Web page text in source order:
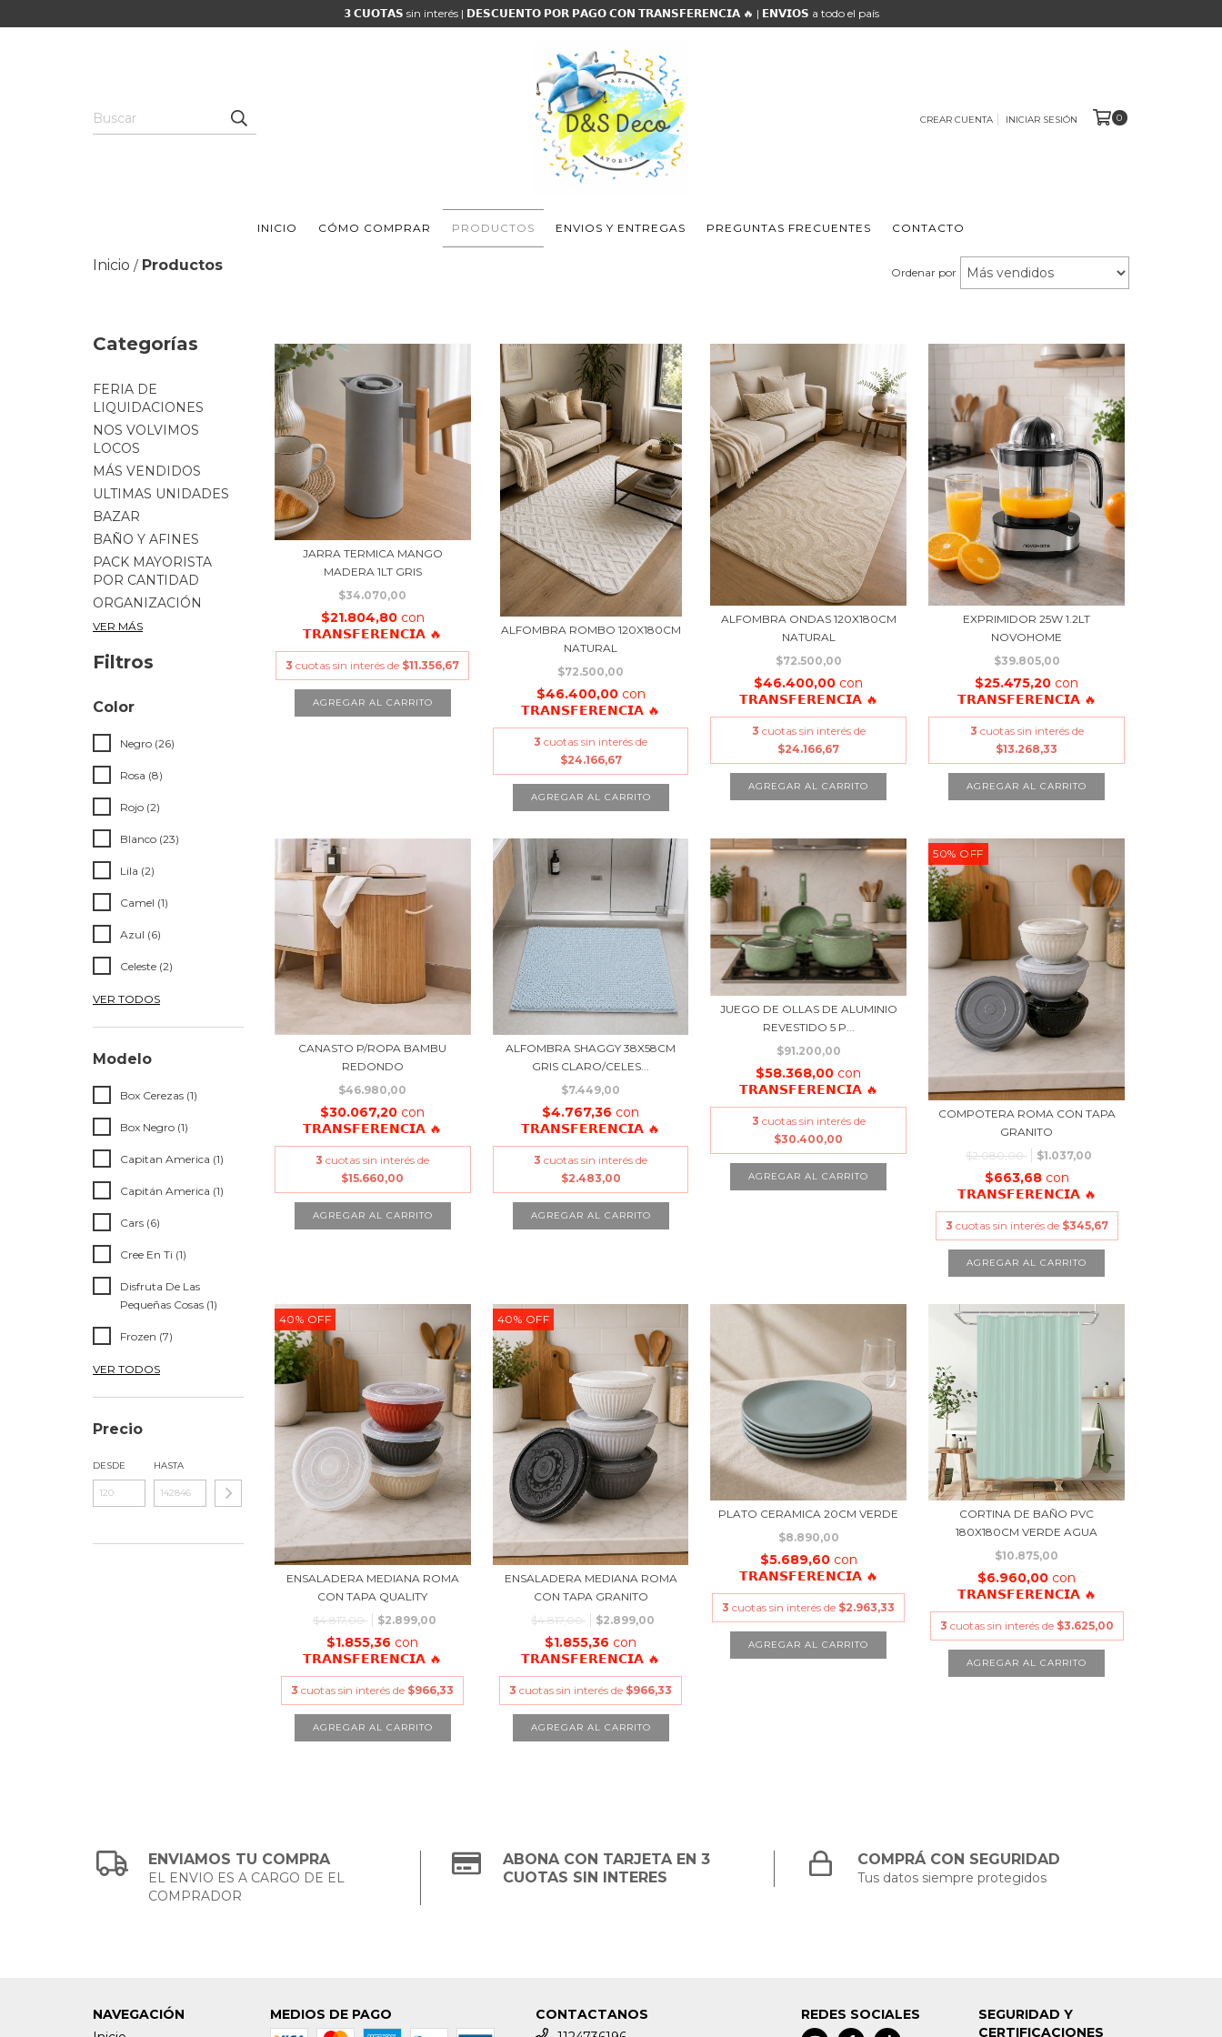
𝟯 𝗖𝗨𝗢𝗧𝗔𝗦 sin interés | 𝗗𝗘𝗦𝗖𝗨𝗘𝗡𝗧𝗢 𝗣𝗢𝗥 𝗣𝗔𝗚𝗢 𝗖𝗢𝗡 𝗧𝗥𝗔𝗡𝗦𝗙𝗘𝗥𝗘𝗡𝗖𝗜𝗔 🔥 | 𝗘𝗡𝗩𝗜𝗢𝗦 a todo el país
CREAR CUENTA INICIAR SESIÓN 0
INICIO CÓMO COMPRAR PRODUCTOS ENVIOS Y ENTREGAS PREGUNTAS FRECUENTES CONTACTO
Inicio / Productos Ordenar por
Categorías
FERIA DE
LIQUIDACIONES
NOS VOLVIMOS
LOCOS
MÁS VENDIDOS
ULTIMAS UNIDADES
BAZAR
BAÑO Y AFINES
PACK MAYORISTA
POR CANTIDAD
ORGANIZACIÓN
VER MÁS
Filtros
Color
Negro (26)
Rosa (8)
Rojo (2)
Blanco (23)
Lila (2)
Camel (1)
Azul (6)
Celeste (2)
VER TODOS
Modelo
Box Cerezas (1)
Box Negro (1)
Capitan America (1)
Capitán America (1)
Cars (6)
Cree En Ti (1)
Disfruta De Las
Pequeñas Cosas (1)
Frozen (7)
VER TODOS
Precio
DESDE HASTA
JARRA TERMICA MANGO
MADERA 1LT GRIS
$34.070,00
$21.804,80 con
𝗧𝗥𝗔𝗡𝗦𝗙𝗘𝗥𝗘𝗡𝗖𝗜𝗔 🔥
3 cuotas sin interés de $11.356,67
ALFOMBRA ROMBO 120X180CM
NATURAL
$72.500,00
$46.400,00 con
𝗧𝗥𝗔𝗡𝗦𝗙𝗘𝗥𝗘𝗡𝗖𝗜𝗔 🔥
3 cuotas sin interés de
$24.166,67
ALFOMBRA ONDAS 120X180CM
NATURAL
$72.500,00
$46.400,00 con
𝗧𝗥𝗔𝗡𝗦𝗙𝗘𝗥𝗘𝗡𝗖𝗜𝗔 🔥
3 cuotas sin interés de
$24.166,67
EXPRIMIDOR 25W 1.2LT
NOVOHOME
$39.805,00
$25.475,20 con
𝗧𝗥𝗔𝗡𝗦𝗙𝗘𝗥𝗘𝗡𝗖𝗜𝗔 🔥
3 cuotas sin interés de
$13.268,33
CANASTO P/ROPA BAMBU
REDONDO
$46.980,00
$30.067,20 con
𝗧𝗥𝗔𝗡𝗦𝗙𝗘𝗥𝗘𝗡𝗖𝗜𝗔 🔥
3 cuotas sin interés de
$15.660,00
ALFOMBRA SHAGGY 38X58CM
GRIS CLARO/CELES...
$7.449,00
$4.767,36 con
𝗧𝗥𝗔𝗡𝗦𝗙𝗘𝗥𝗘𝗡𝗖𝗜𝗔 🔥
3 cuotas sin interés de
$2.483,00
JUEGO DE OLLAS DE ALUMINIO
REVESTIDO 5 P...
$91.200,00
$58.368,00 con
𝗧𝗥𝗔𝗡𝗦𝗙𝗘𝗥𝗘𝗡𝗖𝗜𝗔 🔥
3 cuotas sin interés de
$30.400,00
50% OFF
COMPOTERA ROMA CON TAPA
GRANITO
$2.080,00
$1.037,00
$663,68 con
𝗧𝗥𝗔𝗡𝗦𝗙𝗘𝗥𝗘𝗡𝗖𝗜𝗔 🔥
3 cuotas sin interés de $345,67
40% OFF
ENSALADERA MEDIANA ROMA
CON TAPA QUALITY
$4.817,00
$2.899,00
$1.855,36 con
𝗧𝗥𝗔𝗡𝗦𝗙𝗘𝗥𝗘𝗡𝗖𝗜𝗔 🔥
3 cuotas sin interés de $966,33
40% OFF
ENSALADERA MEDIANA ROMA
CON TAPA GRANITO
$4.817,00
$2.899,00
$1.855,36 con
𝗧𝗥𝗔𝗡𝗦𝗙𝗘𝗥𝗘𝗡𝗖𝗜𝗔 🔥
3 cuotas sin interés de $966,33
PLATO CERAMICA 20CM VERDE
$8.890,00
$5.689,60 con
𝗧𝗥𝗔𝗡𝗦𝗙𝗘𝗥𝗘𝗡𝗖𝗜𝗔 🔥
3 cuotas sin interés de $2.963,33
CORTINA DE BAÑO PVC
180X180CM VERDE AGUA
$10.875,00
$6.960,00 con
𝗧𝗥𝗔𝗡𝗦𝗙𝗘𝗥𝗘𝗡𝗖𝗜𝗔 🔥
3 cuotas sin interés de $3.625,00
ENVIAMOS TU COMPRA
EL ENVIO ES A CARGO DE EL
COMPRADOR
ABONA CON TARJETA EN 3
CUOTAS SIN INTERES
COMPRÁ CON SEGURIDAD
Tus datos siempre protegidos
NAVEGACIÓN
MEDIOS DE PAGO
CONTACTANOS
REDES SOCIALES
SEGURIDAD Y
CERTIFICACIONES